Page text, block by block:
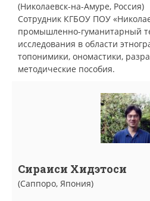
(Николаевск-на-Амуре, Россия)
Сотрудник КГБОУ ПОУ
промышленно-гуманитарный
исследования в области
топонимики, ономастики,
методические пособия.
Сираиси Хидэтоси
(Саппоро, Япония)